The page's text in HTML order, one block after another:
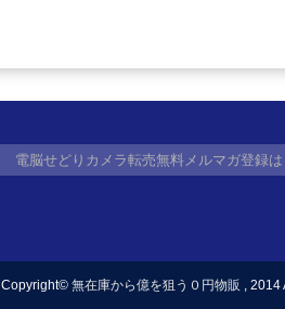
電脳せどりカメラ転売無料メルマガ登録は
Copyright© 無在庫から億を狙う０円物販 , 2014